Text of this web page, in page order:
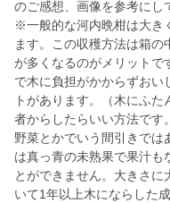
のご感想、画像を参考にし
※一般的な河内晩柑は大き
ます。この収穫方法は箱
が多くなるのがメリットで
で木に負担がかからずおい
トがあります。（木にふ
者からしたらいい方法です
野菜とかでいう間引きでは
は真っ青の未熟果で果汁も
とができません。大きさ
いて1年以上木にならした